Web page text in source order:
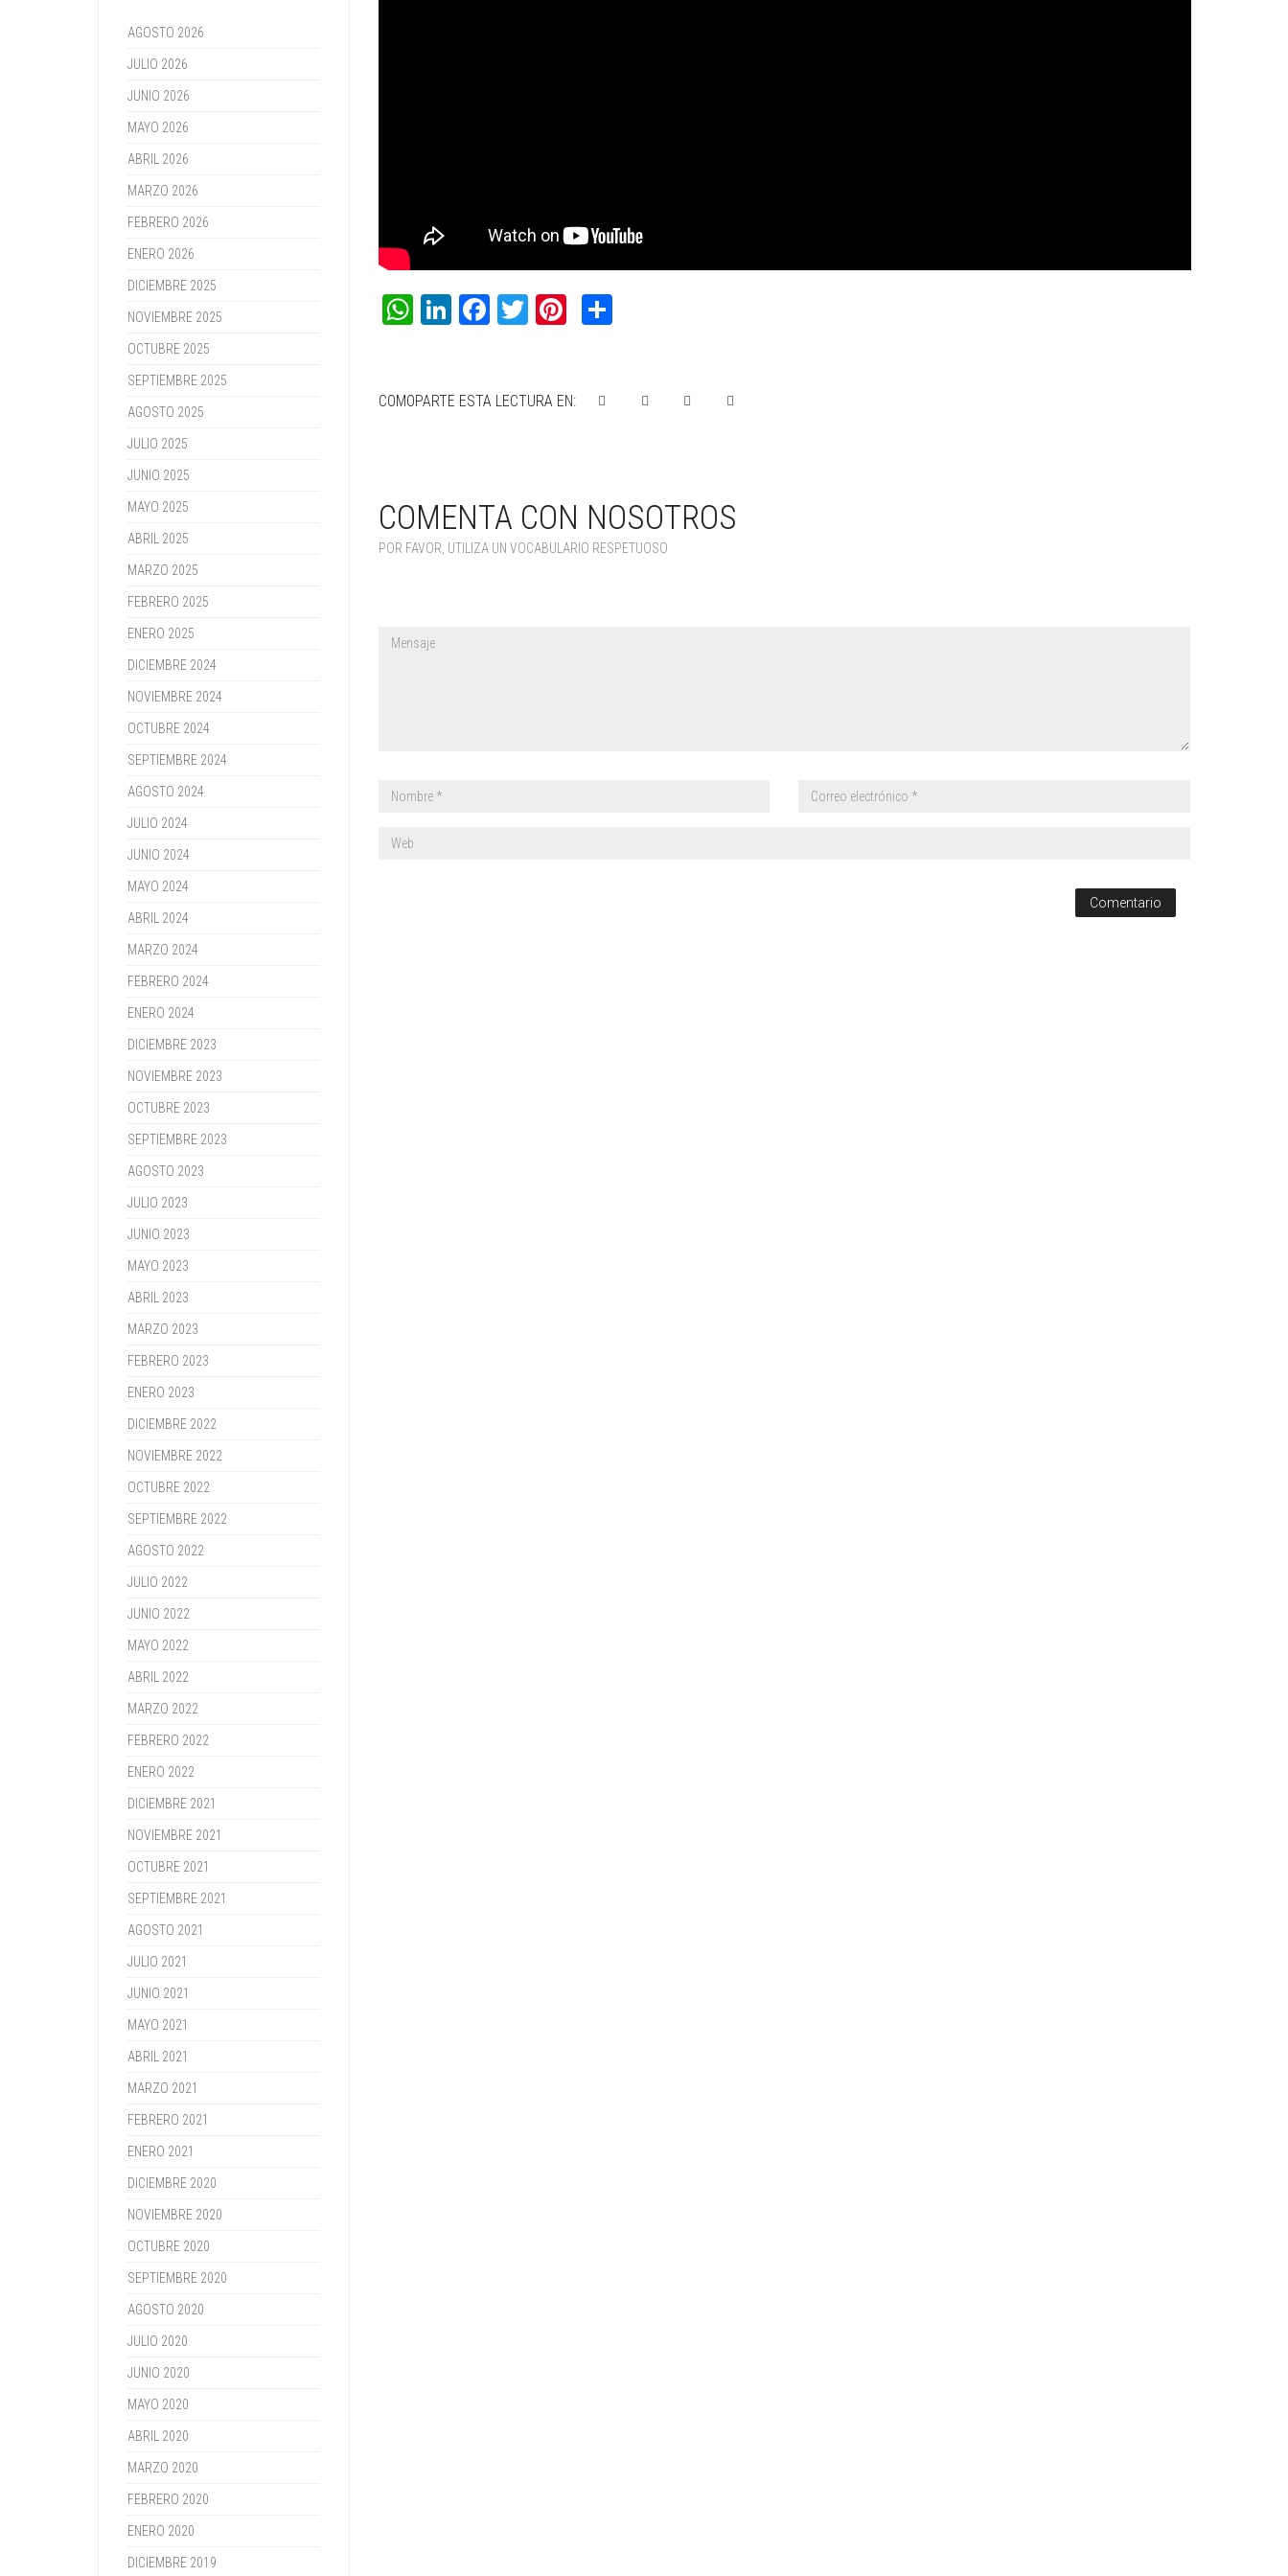
WhatsApp
LinkedIn
Facebook
Twitter
Pinterest
Compartir
COMOPARTE ESTA LECTURA EN:
COMENTA CON NOSOTROS
POR FAVOR, UTILIZA UN VOCABULARIO RESPETUOSO
AGOSTO 2026
JULIO 2026
JUNIO 2026
MAYO 2026
ABRIL 2026
MARZO 2026
FEBRERO 2026
ENERO 2026
DICIEMBRE 2025
NOVIEMBRE 2025
OCTUBRE 2025
SEPTIEMBRE 2025
AGOSTO 2025
JULIO 2025
JUNIO 2025
MAYO 2025
ABRIL 2025
MARZO 2025
FEBRERO 2025
ENERO 2025
DICIEMBRE 2024
NOVIEMBRE 2024
OCTUBRE 2024
SEPTIEMBRE 2024
AGOSTO 2024
JULIO 2024
JUNIO 2024
MAYO 2024
ABRIL 2024
MARZO 2024
FEBRERO 2024
ENERO 2024
DICIEMBRE 2023
NOVIEMBRE 2023
OCTUBRE 2023
SEPTIEMBRE 2023
AGOSTO 2023
JULIO 2023
JUNIO 2023
MAYO 2023
ABRIL 2023
MARZO 2023
FEBRERO 2023
ENERO 2023
DICIEMBRE 2022
NOVIEMBRE 2022
OCTUBRE 2022
SEPTIEMBRE 2022
AGOSTO 2022
JULIO 2022
JUNIO 2022
MAYO 2022
ABRIL 2022
MARZO 2022
FEBRERO 2022
ENERO 2022
DICIEMBRE 2021
NOVIEMBRE 2021
OCTUBRE 2021
SEPTIEMBRE 2021
AGOSTO 2021
JULIO 2021
JUNIO 2021
MAYO 2021
ABRIL 2021
MARZO 2021
FEBRERO 2021
ENERO 2021
DICIEMBRE 2020
NOVIEMBRE 2020
OCTUBRE 2020
SEPTIEMBRE 2020
AGOSTO 2020
JULIO 2020
JUNIO 2020
MAYO 2020
ABRIL 2020
MARZO 2020
FEBRERO 2020
ENERO 2020
DICIEMBRE 2019